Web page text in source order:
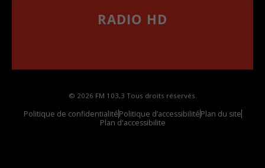
RADIO HD
© 2026 FM 103,3 Tous droits réservés.
Politique de confidentialitéPolitique d’accessibilitéPlan du site
Plan d'accessibilite